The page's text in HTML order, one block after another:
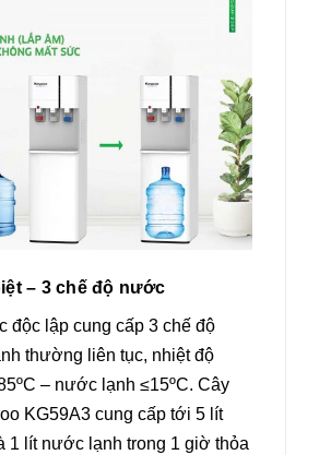
– 3 chế độ nước
độc lập cung cấp 3 chế độ
thường liên tục, nhiệt độ
– nước lạnh ≤15ºC. Cây
KG59A3 cung cấp tới 5 lít
1 lít nước lạnh trong 1 giờ thỏa